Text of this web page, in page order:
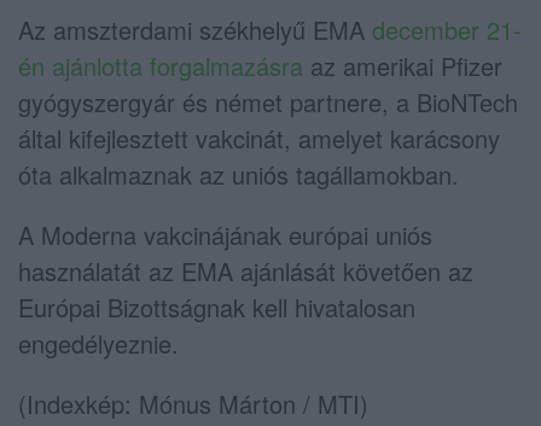
Az amszterdami székhelyű EMA december 21-
én ajánlotta forgalmazásra az amerikai Pfizer
gyógyszergyár és német partnere, a BioNTech
által kifejlesztett vakcinát, amelyet karácsony
óta alkalmaznak az uniós tagállamokban.
A Moderna vakcinájának európai uniós
használatát az EMA ajánlását követően az
Európai Bizottságnak kell hivatalosan
engedélyeznie.
(Indexkép: Mónus Márton / MTI)